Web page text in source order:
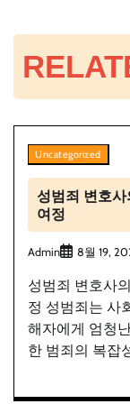
색
Uncategorized
성범죄 변호
여정
Admin 8월 19,
성범죄 변호사
정 성범죄는 사
해자에게 엄청
한 범죄의 복잡